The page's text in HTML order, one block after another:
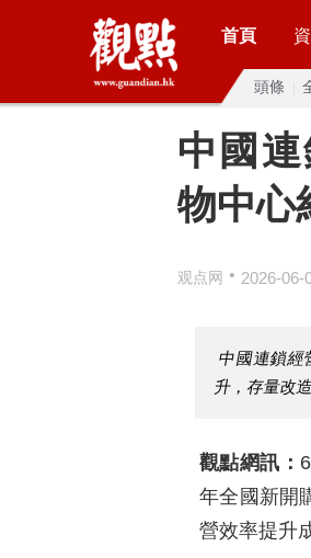
首頁
頭條
中國
物中心
观点网 • 2026-06-
中國連鎖經
升，存量改
觀點網訊：
年全國新開
營效率提升